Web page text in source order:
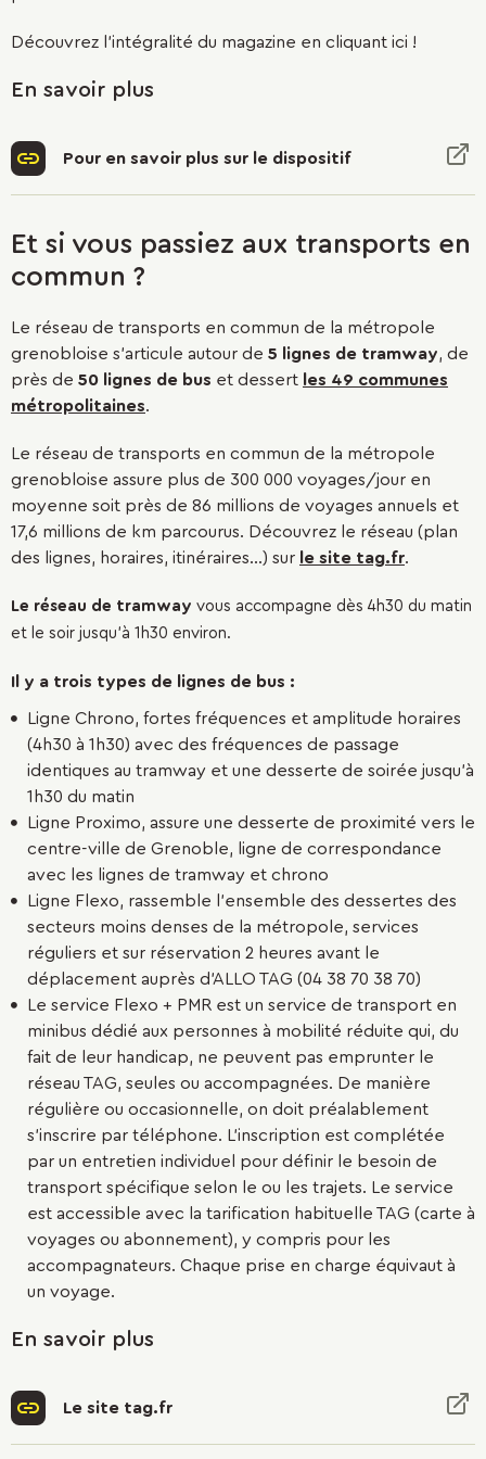
Découvrez l’intégralité du magazine en cliquant ici !
En savoir plus
Pour en savoir plus sur le dispositif
Et si vous passiez aux transports en
commun ?
Le réseau de transports en commun de la métropole
grenobloise s’articule autour de 5 lignes de tramway, de
près de 50 lignes de bus et dessert les 49 communes
métropolitaines.
Le réseau de transports en commun de la métropole
grenobloise assure plus de 300 000 voyages/jour en
moyenne soit près de 86 millions de voyages annuels et
17,6 millions de km parcourus. Découvrez le réseau (plan
des lignes, horaires, itinéraires…) sur le site tag.fr.
Le réseau de tramway vous accompagne dès 4h30 du matin
et le soir jusqu’à 1h30 environ.
Il y a trois types de lignes de bus :
Ligne Chrono, fortes fréquences et amplitude horaires
(4h30 à 1h30) avec des fréquences de passage
identiques au tramway et une desserte de soirée jusqu’à
1h30 du matin
Ligne Proximo, assure une desserte de proximité vers le
centre-ville de Grenoble, ligne de correspondance
avec les lignes de tramway et chrono
Ligne Flexo, rassemble l’ensemble des dessertes des
secteurs moins denses de la métropole, services
réguliers et sur réservation 2 heures avant le
déplacement auprès d’ALLO TAG (04 38 70 38 70)
Le service Flexo + PMR est un service de transport en
minibus dédié aux personnes à mobilité réduite qui, du
fait de leur handicap, ne peuvent pas emprunter le
réseau TAG, seules ou accompagnées. De manière
régulière ou occasionnelle, on doit préalablement
s’inscrire par téléphone. L’inscription est complétée
par un entretien individuel pour définir le besoin de
transport spécifique selon le ou les trajets. Le service
est accessible avec la tarification habituelle TAG (carte à
voyages ou abonnement), y compris pour les
accompagnateurs. Chaque prise en charge équivaut à
un voyage.
En savoir plus
Le site tag.fr